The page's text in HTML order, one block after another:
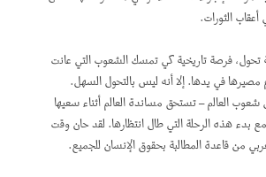
الثورات.
تحول، فرصة تاريخية كي تمسك الشعوب التي عانت
مصيرها في يدها. إلا أنه ليس بالتحول السهل.
العالم – تستحق مساندة العالم أثناء سعيها
بدء هذه الرحلة التي طال انتظارها. لقد حان وقت
من قاعدة المطالبة بحقوق الإنسان للجميع.